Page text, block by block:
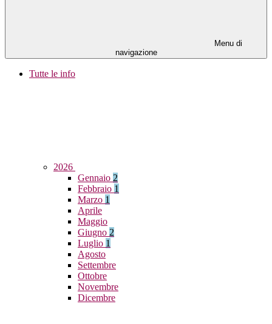
Menu di
navigazione
Tutte le info
2026
Gennaio 2
Febbraio 1
Marzo 1
Aprile
Maggio
Giugno 2
Luglio 1
Agosto
Settembre
Ottobre
Novembre
Dicembre